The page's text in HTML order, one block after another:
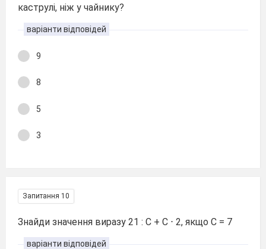
каструлі, ніж у чайнику?
варіанти відповідей
9
8
5
3
Запитання 10
Знайди значення виразу 21 : С + С ⋅ 2, якщо С = 7
варіанти відповідей